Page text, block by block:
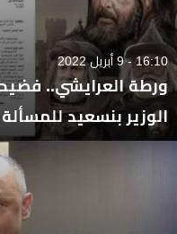
16:10 - 9 أبريل 2022
ورطة العرايشي..
الوزير بنسعيد للمسألة